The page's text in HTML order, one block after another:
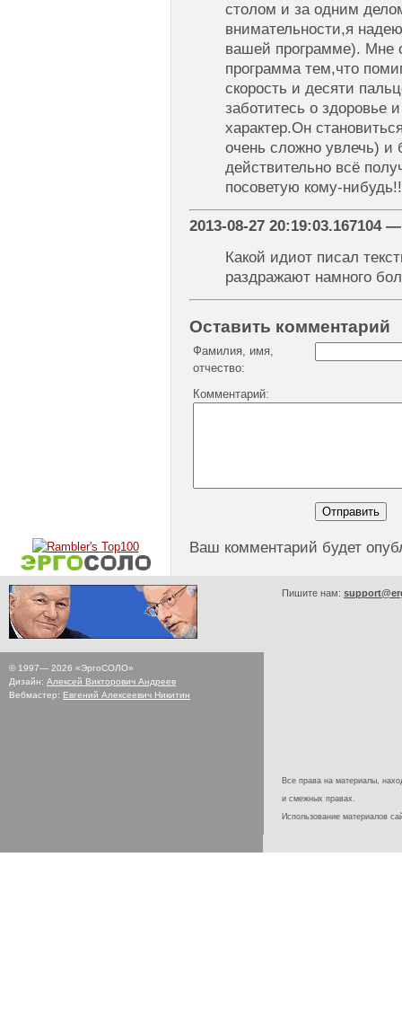
столом и за одним
внимательности,я
вашей программе). Мне
программа тем,что
скорость и десяти
заботитесь о здоровье
характер.Он
очень сложно увлечь)
действительно всё
посоветую кому-
2013-08-27 20:19:03.167104
Какой идиот писал
раздражают намного
Оставить комментарий
Фамилия, имя,
отчество:
Комментарий:
Ваш комментарий будет
© 1997— 2026 «ЭргоСОЛО»
Дизайн: Алексей Викторович Андреев
Вебмастер: Евгений Алексеевич Никитин
Пишите нам:
Все права на материалы,
и смежных правах.
Использование материалов